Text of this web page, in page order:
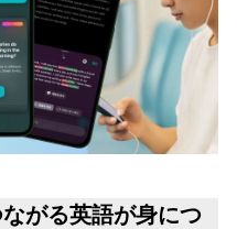
がる英語が身につ